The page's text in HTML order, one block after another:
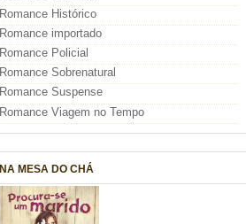
Romance Histórico
Romance importado
Romance Policial
Romance Sobrenatural
Romance Suspense
Romance Viagem no Tempo
NA MESA DO CHÁ